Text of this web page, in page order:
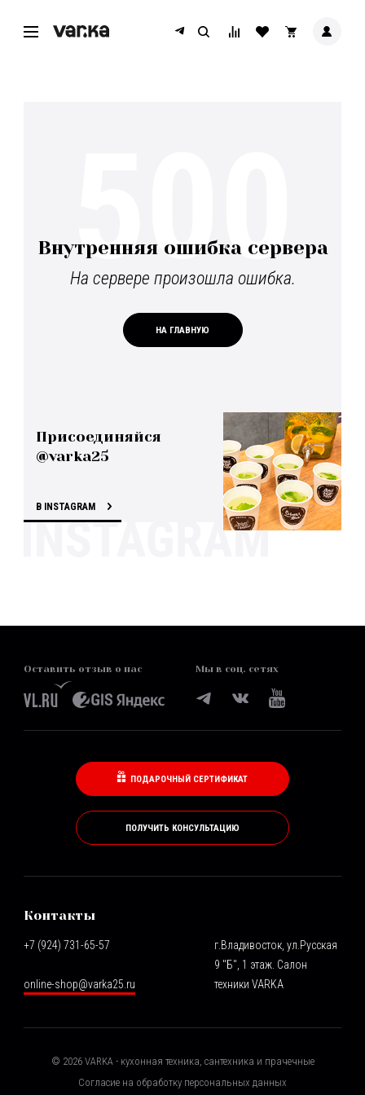
Внутренняя ошибка сервера
На сервере произошла ошибка.
НА ГЛАВНУЮ
500
Присоединяйся
@varka25
В INSTAGRAM
Оставить отзыв о нас Мы в соц. сетях
ПОДАРОЧНЫЙ СЕРТИФИКАТ
ПОЛУЧИТЬ КОНСУЛЬТАЦИЮ
Контакты
+7 (924) 731-65-57
online-shop@varka25.ru
г.Владивосток, ул.Русская
9 "Б", 1 этаж. Салон
техники VARKA
© 2026VARKA - кухонная техника, сантехника и прачечные
Согласие на обработку персональных данных